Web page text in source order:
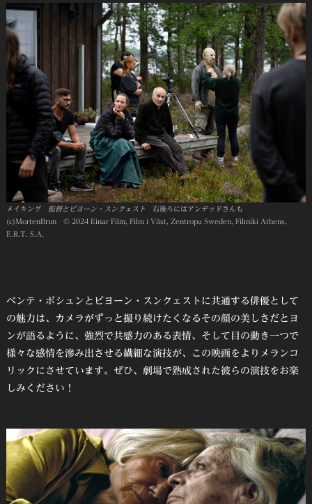
メイキング 監督とビヨーン・スンクェスト 右後ろにはアンデッドさんも
(c)MortenBrun © 2024 Einar Film, Film i Väst, Zentropa Sweden, Filmiki Athens,
E.R.T. S.A.
ベンテ・ボシュンとビヨーン・スンクェストに共通する俳優として
の魅力は、カメラがずっと撮り続けたくなるその顔の美しさだとヨ
ンが語るように、強烈で共感力のある表情、そして目の動き一つで
様々な感情を滲み出させる繊細な演技が、この映画をよりメランコ
リックにさせています。ぜひ、劇場で熟成された彼らの演技をお楽
しみください！